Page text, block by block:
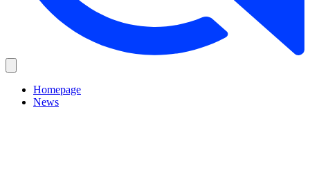
Homepage
News